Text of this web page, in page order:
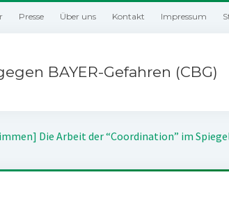
Presse Über uns Kontakt Impressum
BAYER-Gefahren (CBG)
Die Arbeit der “Coordination” im